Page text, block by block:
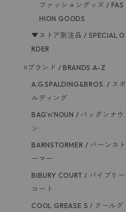
ファッショングッズ / FAS
HION GOODS
▼ストア別注品 / SPECIAL O
RDER
◽️ブランド / BRANDS A-Z
A.G.SPALDING&BROS. / スポ
ルディング
BAG'n'NOUN / バッグンナウ
ン
BARNSTORMER / バーンスト
ーマー
BIBURY COURT / バイブリー
コート
COOL GREASE S / クールグ